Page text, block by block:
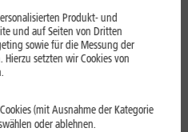
langer
Diese Modelle
lange
Produkt- und
und auf Seiten von Dritten
sowie für die Messung der
setzten wir Cookies von
(mit Ausnahme der Kategorie
oder ablehnen.